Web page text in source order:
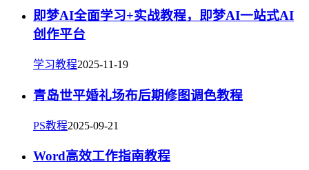
即梦AI全面学习+实战教程，即梦AI一站式AI
创作平台
学习教程2025-11-19
青岛世平婚礼场布后期修图调色教程
PS教程2025-09-21
Word高效工作指南教程